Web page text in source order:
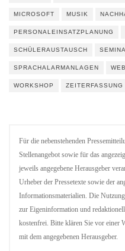
MICROSOFT MUSIK
PERSONALEINSATZPLANUNG
SCHÜLERAUSTAUSCH
SPRACHALARMANLAGEN
WORKSHOP ZEITERFASSUNG
Für die nebenstehenden
Stellenangebot sowie für das
jeweils angegebene Herausgeber
Urheber der Pressetexte sowie der
Informationsmaterialien. Die
zur Eigeninformation und
kostenfrei. Bitte klären Sie vor einer
mit dem angegebenen Herausgeber.